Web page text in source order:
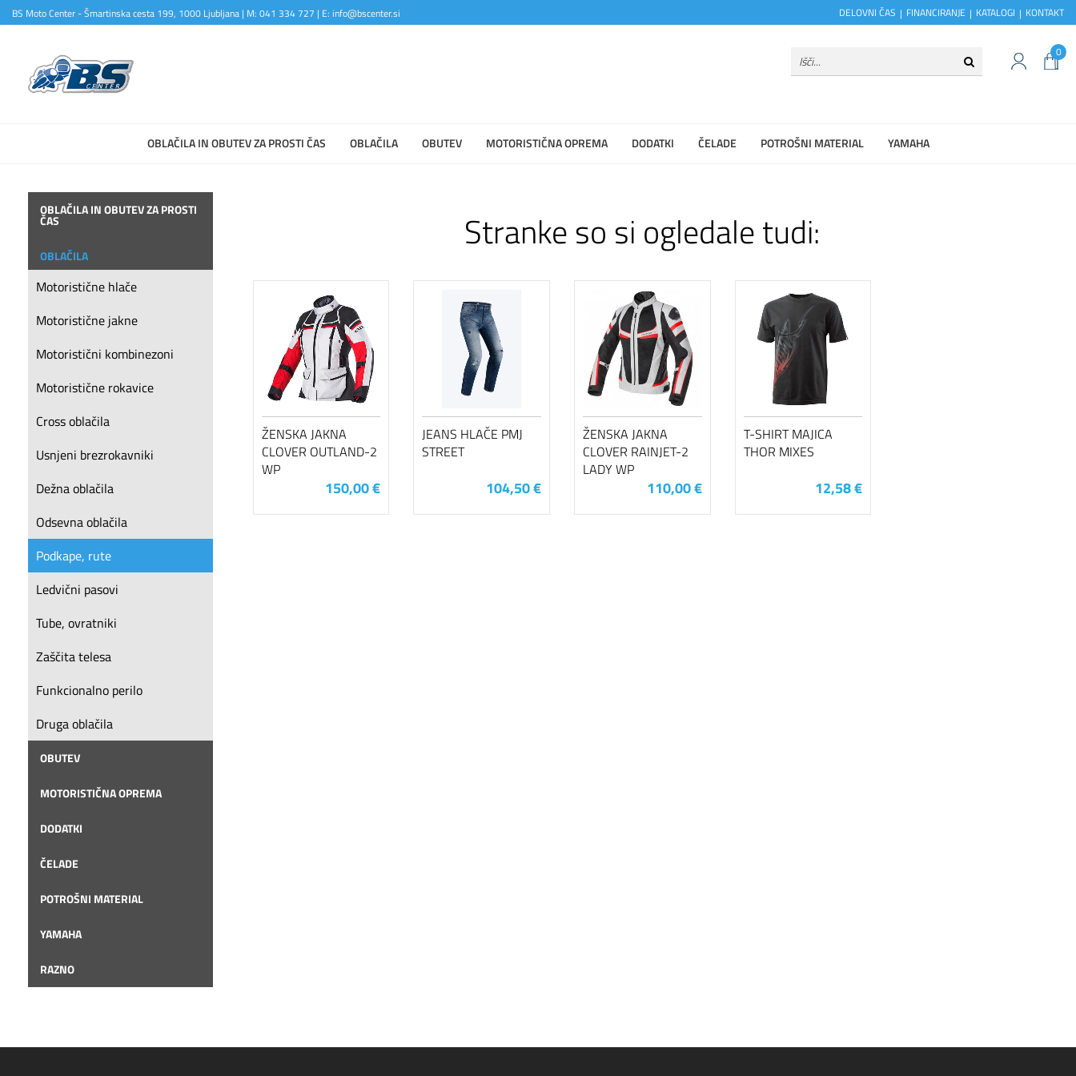
BS Moto Center - Šmartinska cesta 199, 1000 Ljubljana | M: 041 334 727 | E: info@bscenter.si DELOVNI ČAS FINANCIRANJE KATALOGI KONTAKT
0
OBLAČILA IN OBUTEV ZA PROSTI ČAS OBLAČILA OBUTEV MOTORISTIČNA OPREMA DODATKI ČELADE POTROŠNI MATERIAL YAMAHA
OBLAČILA IN OBUTEV ZA PROSTI
ČAS
OBLAČILA
Motoristične hlače
Motoristične jakne
Motoristični kombinezoni
Motoristične rokavice
Cross oblačila
Usnjeni brezrokavniki
Dežna oblačila
Odsevna oblačila
Podkape, rute
Ledvični pasovi
Tube, ovratniki
Zaščita telesa
Funkcionalno perilo
Druga oblačila
OBUTEV
MOTORISTIČNA OPREMA
DODATKI
ČELADE
POTROŠNI MATERIAL
YAMAHA
RAZNO
Stranke so si ogledale tudi:
ŽENSKA JAKNA
CLOVER OUTLAND-2
WP
150,00 €
JEANS HLAČE PMJ
STREET
104,50 €
ŽENSKA JAKNA
CLOVER RAINJET-2
LADY WP
110,00 €
T-SHIRT MAJICA
THOR MIXES
12,58 €